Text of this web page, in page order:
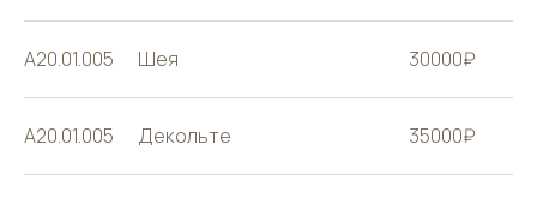
A20.01.005 Шея 30000₽
A20.01.005 Декольте 35000₽